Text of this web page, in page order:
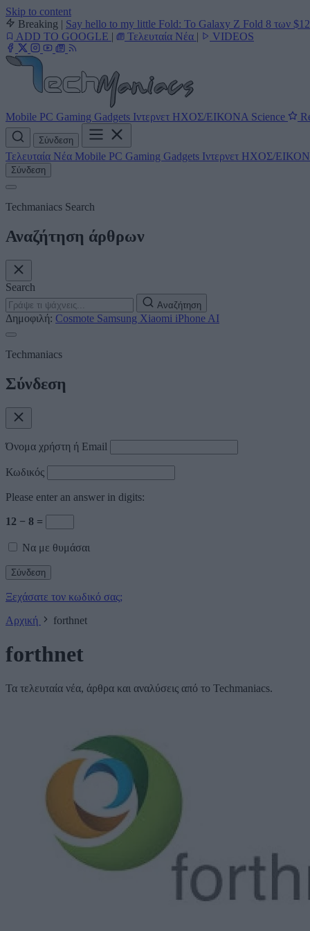
Skip to content
Breaking | Say hello to my little Fold: Το Galaxy Z Fold 8 των
ADD TO GOOGLE | Τελευταία Νέα | VIDEOS
Mobile PC Gaming Gadgets Ιντερνετ ΗΧΟΣ/ΕΙΚΟΝΑ Science
Σύνδεση
Τελευταία Νέα Mobile PC Gaming Gadgets Ιντερνετ ΗΧΟΣ/
Σύνδεση
Techmaniacs Search
Αναζήτηση άρθρων
Search
Αναζήτηση
Δημοφιλή: Cosmote Samsung Xiaomi iPhone AI
Techmaniacs
Σύνδεση
Όνομα χρήστη ή Email
Κωδικός
Please enter an answer in digits:
12 − 8 =
Να με θυμάσαι
Ξεχάσατε τον κωδικό σας;
Αρχική
forthnet
forthnet
Τα τελευταία νέα, άρθρα και αναλύσεις από το Techmaniacs.